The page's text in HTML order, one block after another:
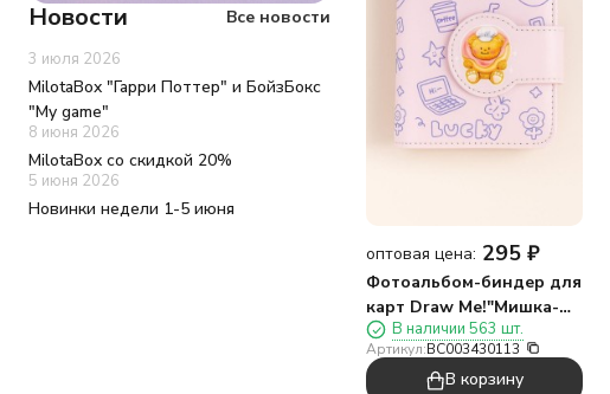
оптовая цена: 295 ₽
Фотоальбом-биндер для
карт Draw Me!"Мишка-
кондитер",20
страниц(13*12,5см)
В наличии 563 шт.
Артикул:BC003430113
В корзину
Новости Все новости
3 июля 2026
MilotaBox "Гарри Поттер" и БойзБокс
"My game"
8 июня 2026
MilotaBox со скидкой 20%
5 июня 2026
Новинки недели 1-5 июня